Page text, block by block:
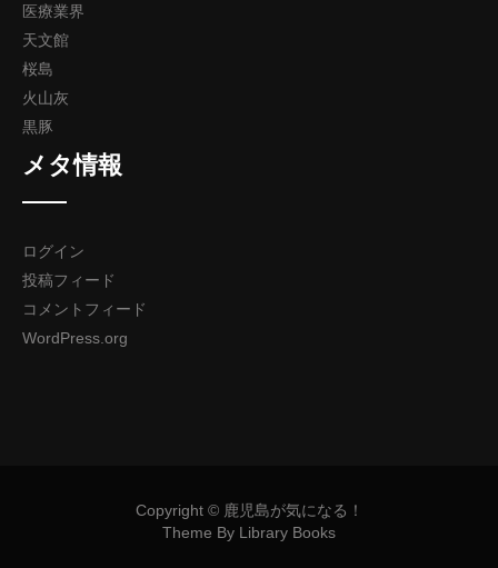
医療業界
天文館
桜島
火山灰
黒豚
メタ情報
ログイン
投稿フィード
コメントフィード
WordPress.org
Copyright © 鹿児島が気になる！
Theme By Library Books